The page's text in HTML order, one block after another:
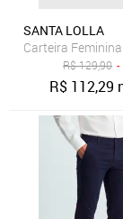
SANTA LOLLA
Carteira
R$129,90 -
R$ 112,29